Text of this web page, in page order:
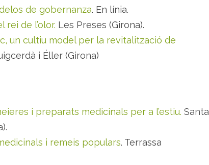
de gobernanza. En línia.
rei de l’olor. Les Preses (Girona).
un cultiu model per la revitalització de
i Éller (Girona)
i preparats medicinals per a l’estiu. Santa
i remeis populars. Terrassa